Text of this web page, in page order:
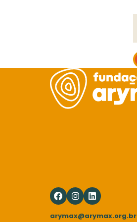
arymax@arymax.org.br